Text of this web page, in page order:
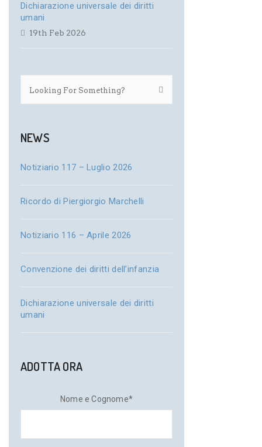
Dichiarazione universale dei diritti
umani
19th Feb 2026
NEWS
Notiziario 117 – Luglio 2026
Ricordo di Piergiorgio Marchelli
Notiziario 116 – Aprile 2026
Convenzione dei diritti dell’infanzia
Dichiarazione universale dei diritti
umani
ADOTTA ORA
Nome e Cognome*